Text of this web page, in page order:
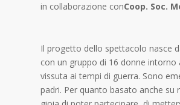
in collaborazione conCoop. Soc.
Il progetto dello spettacolo nasce
con un gruppo di 16 donne
vissuta ai tempi di guerra. Sono
padri. Per quanto basato anche